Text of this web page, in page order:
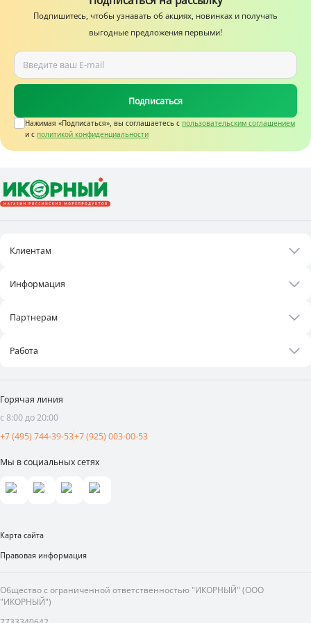
Подпишитесь, чтобы узнавать об акциях, новинках и получать
выгодные предложения первыми!
Подписаться
Нажимая «Подписаться», вы соглашаетесь c пользовательским соглашением
и с политикой конфиденциальности
Клиентам
Бонусная программа
Информация
Статьи
Видеоотзывы
Партнерам
Поставщикам
Аренда площадей
Реклама и продвижение
Работа
Вакансии
Мы в социальных сетях
Горячая линия
с 8:00 до 20:00
+7 (495) 744-39-53+7 (925) 003-00-53
Карта сайта
Правовая информация
Общество с ограниченной ответственностью "ИКОРНЫЙ" (ООО
"ИКОРНЫЙ")